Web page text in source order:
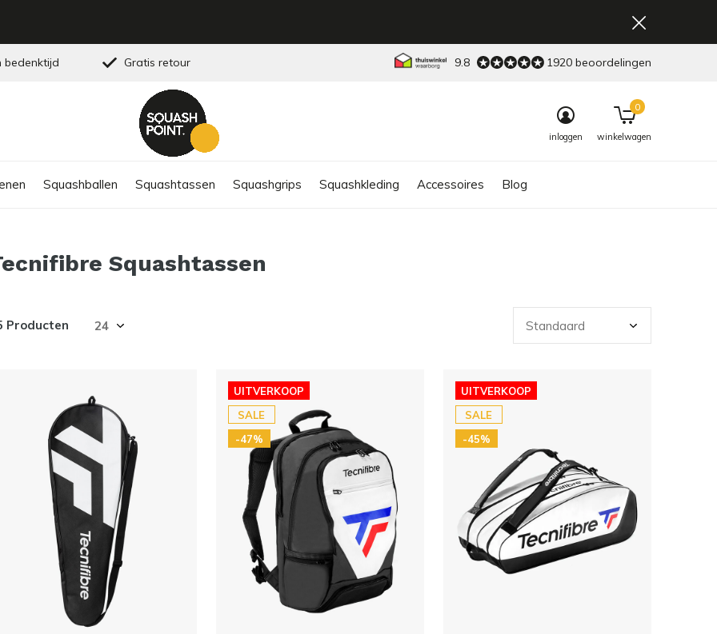
Squashballen Squashtassen Squashgrips Squashkleding Accessoires Blog
inloggen winkelwagen
0
Gratis retour 9.8 1920 beoordelingen
Squashtassen
Producten
UITVERKOOP
SALE
-47%
UITVERKOOP
SALE
-45%